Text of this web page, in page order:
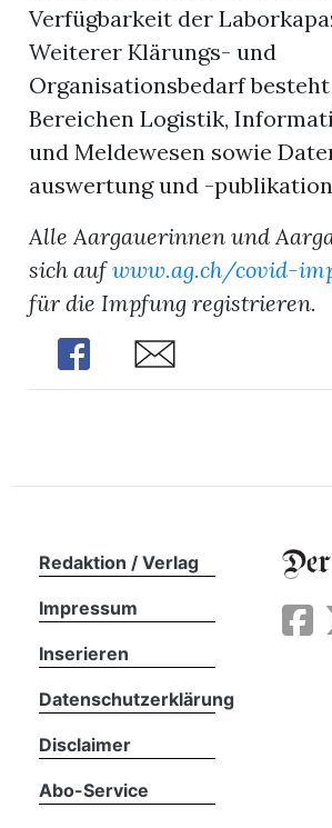
Verfügbarkeit der
Weiterer Klärungs- und
Organisationsbedarf
Bereichen Logistik,
und Meldewesen sowie
auswertung und -
Alle Aargauerinnen und
sich aufwww.ag.ch/covid-
für die Impfung registrieren.
Share
Share
Redaktion / Verlag
Impressum
Inserieren
Datenschutzerklärung
Disclaimer
Abo-Service